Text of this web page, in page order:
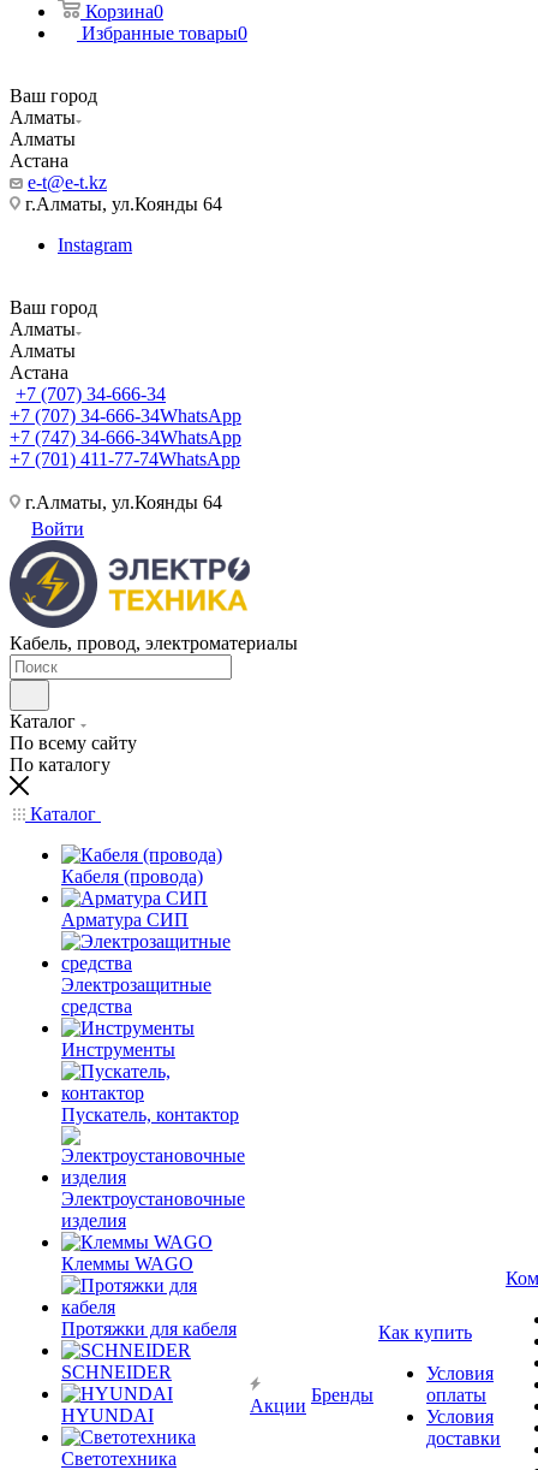
Корзина0
Избранные товары0
Ваш город
Алматы
Алматы
Астана
e-t@e-t.kz
г.Алматы, ул.Коянды 64
Instagram
Ваш город
Алматы
Алматы
Астана
+7 (707) 34-666-34
+7 (707) 34-666-34WhatsApp
+7 (747) 34-666-34WhatsApp
+7 (701) 411-77-74WhatsApp
г.Алматы, ул.Коянды 64
Войти
Кабель, провод, электроматериалы
Каталог
По всему сайту
По каталогу
Каталог
Кабеля (провода)
Арматура СИП
Электрозащитные
средства
Инструменты
Пускатель, контактор
Электроустановочные
изделия
Клеммы WAGO
Протяжки для кабеля
SCHNEIDER
HYUNDAI
Светотехника
Акции
Бренды
Как купить
Условия
оплаты
Условия
доставки